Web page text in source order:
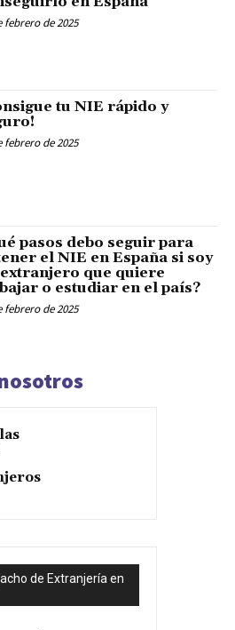
febrero de 2025
tu NIE rápido y
febrero de 2025
pasos debo seguir para
el NIE en España si soy
que quiere
o estudiar en el país?
febrero de 2025
de Extranjería en